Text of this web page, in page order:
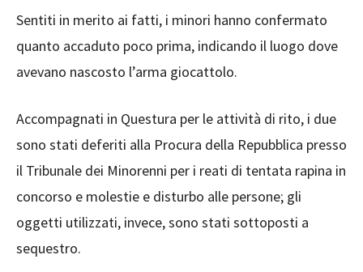
Sentiti in merito ai fatti, i minori hanno confermato
quanto accaduto poco prima, indicando il luogo dove
avevano nascosto l’arma giocattolo.
Accompagnati in Questura per le attività di rito, i due
sono stati deferiti alla Procura della Repubblica presso
il Tribunale dei Minorenni per i reati di tentata rapina in
concorso e molestie e disturbo alle persone; gli
oggetti utilizzati, invece, sono stati sottoposti a
sequestro.